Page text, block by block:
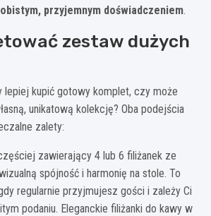
przyjemnym doświadczeniem.
zestaw dużych
lepiej kupić gotowy komplet, czy może
unikatową kolekcję? Oba podejścia
zalety:
zawierający 4 lub 6 filiżanek ze
spójność i harmonię na stole. To
regularnie przyjmujesz gości i zależy Ci
podaniu. Eleganckie filiżanki do kawy w